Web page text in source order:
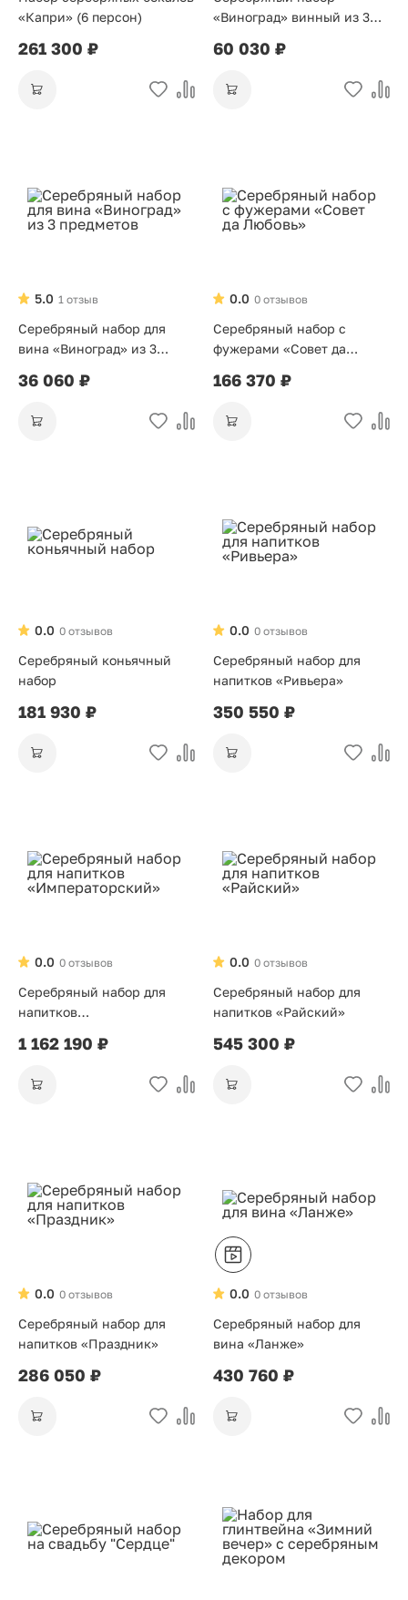
«Капри» (6 персон)
261 300 ₽
«Виноград» винный из 3
60 030 ₽
1 отзыв
5.0
Серебряный набор для
вина «Виноград» из 3
36 060 ₽
0 отзывов
0.0
Серебряный набор с
фужерами «Совет да
166 370 ₽
0 отзывов
0.0
Серебряный коньячный
набор
181 930 ₽
0 отзывов
0.0
Серебряный набор для
напитков «Ривьера»
350 550 ₽
0 отзывов
0.0
Серебряный набор для
напитков
1 162 190 ₽
0 отзывов
0.0
Серебряный набор для
напитков «Райский»
545 300 ₽
0 отзывов
0.0
Серебряный набор для
напитков «Праздник»
286 050 ₽
0 отзывов
0.0
Серебряный набор для
вина «Ланже»
430 760 ₽